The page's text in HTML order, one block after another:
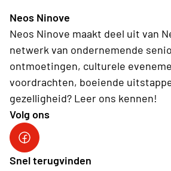
Neos Ninove
Neos Ninove maakt deel uit van
netwerk van ondernemende
ontmoetingen, culturele
voordrachten, boeiende
gezelligheid? Leer ons kennen!
Volg ons
Facebook Neos NINOVE
Snel terugvinden